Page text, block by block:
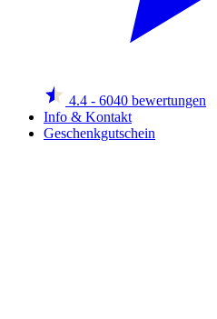
4.4 - 6040 bewertungen
Info & Kontakt
Geschenkgutschein